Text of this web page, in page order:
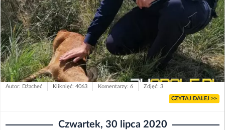
Autor: Dżacheć Kliknięć: 4063 Komentarzy: 6 Zdjęć: 3
CZYTAJ DALEJ >>
Czwartek, 30 lipca 2020